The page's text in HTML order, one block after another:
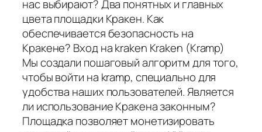
нас выбирают? Два понятных и главных
цвета площадки Кракен. Как
обеспечивается безопасность на
Кракене? Вход на kraken Kraken (Kramp)
Мы создали пошаговый алгоритм для того,
чтобы войти на kramp, специально для
удобства наших пользователей. Является
ли использование Кракена законным?
Площадка позволяет монетизировать